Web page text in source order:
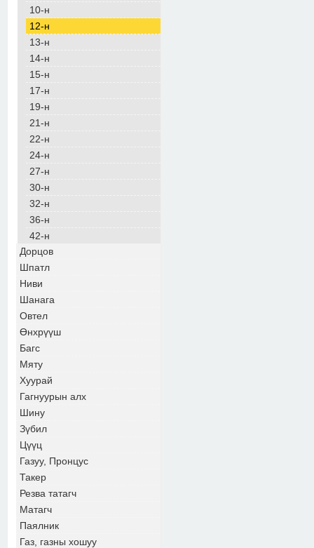
10-н
12-н
13-н
14-н
15-н
17-н
19-н
21-н
22-н
24-н
27-н
30-н
32-н
36-н
42-н
Дорцов
Шпатл
Ниви
Шанага
Овтел
Өнхрүүш
Багс
Мяту
Хуурай
Гагнуурын алх
Шину
Зүбил
Цүүц
Газуу, Пронцус
Такер
Резва татагч
Матагч
Паялник
Газ, газны хошуу